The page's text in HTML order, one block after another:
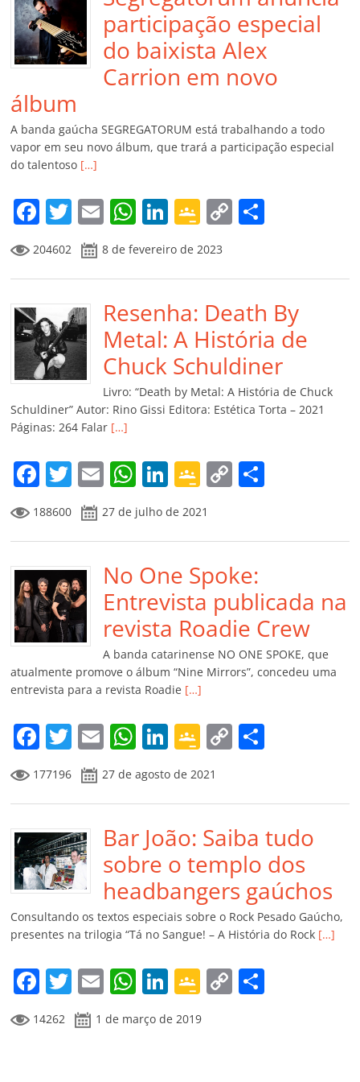
participação especial
do baixista Alex
Carrion em novo
álbum
A banda gaúcha SEGREGATORUM está trabalhando a todo
vapor em seu novo álbum, que trará a participação especial
do talentoso […]
F
a
c
e
b
o
o
k
T
w
itt
er
E
m
ai
l
W
at
s
A
p
p
Li
k
e
dI
n
G
o
o
gl
e
Cl
a
ss
ro
m
C
y
Li
n
k
p
ar
til
h
ar
204602 8 de fevereiro de 2023
Resenha: Death By
Metal: A História de
Chuck Schuldiner
Livro: “Death by Metal: A História de Chuck
Schuldiner” Autor: Rino Gissi Editora: Estética Torta – 2021
Páginas: 264 Falar […]
F
a
c
e
b
o
o
k
T
w
itt
er
E
m
ai
l
W
h
at
s
A
p
p
Li
n
k
e
dI
n
G
o
o
gl
e
Cl
a
ss
ro
o
m
C
y
Li
n
k
p
til
h
ar
188600 27 de julho de 2021
No One Spoke:
Entrevista publicada na
revista Roadie Crew
A banda catarinense NO ONE SPOKE, que
atualmente promove o álbum “Nine Mirrors”, concedeu uma
entrevista para a revista Roadie […]
F
a
c
e
b
o
o
k
T
w
itt
er
E
m
ai
l
W
at
s
A
p
p
Li
n
k
e
dI
n
G
o
o
gl
e
Cl
a
ss
ro
o
m
C
y
Li
n
k
p
ar
til
h
ar
177196 27 de agosto de 2021
Bar João: Saiba tudo
sobre o templo dos
headbangers gaúchos
Consultando os textos especiais sobre o Rock Pesado Gaúcho,
presentes na trilogia “Tá no Sangue! – A História do Rock […]
F
a
c
T
w
itt
E
m
ai
W
at
Li
n
k
G
o
o
C
14262 1 de março de 2019